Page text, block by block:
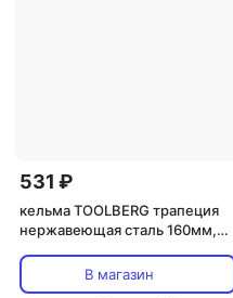
531 ₽
кельма TOOLBERG трапеция
нержавеющая сталь 160мм,
В магазин